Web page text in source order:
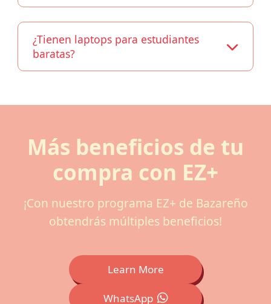
¿Tienen laptops para estudiantes
baratas?
Más beneficios de tu
compra con EZ+
¡Con nuestro programa EZ+ de Bazareño
obtendrás múltiples beneficios!
Learn More
WhatsApp